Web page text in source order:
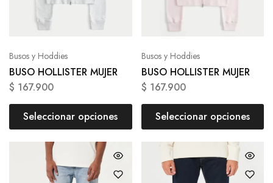
Busos y Hoddies
BUSO HOLLISTER MUJER
$ 167.900
Seleccionar opciones
Busos y Hoddies
BUSO HOLLISTER MUJER
$ 167.900
Seleccionar opciones